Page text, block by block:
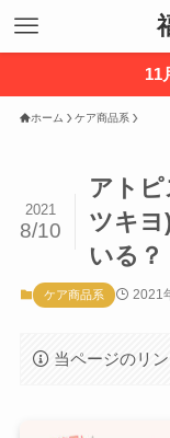
11
ホーム ケア商品系
アト
ツキ
いる？
2021
8/10
ケア商品系 2021
当ページのリ